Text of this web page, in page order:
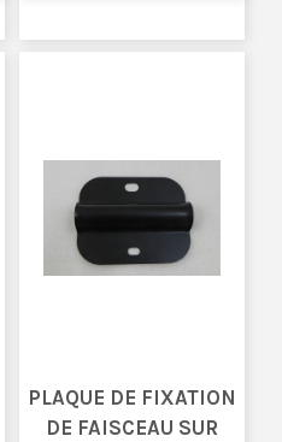
PLAQUE DE FIXATION
DE FAISCEAU SUR